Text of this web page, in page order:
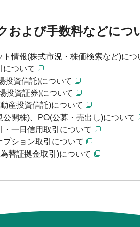
および手数料などにつ
ト情報(株式市況・株価検索など)につ
について
投資信託)について
投資証券)について
産投資信託)について
公開株)、PO(公募・売出し)について
・一日信用取引について
プション取引について
替証拠金取引)について